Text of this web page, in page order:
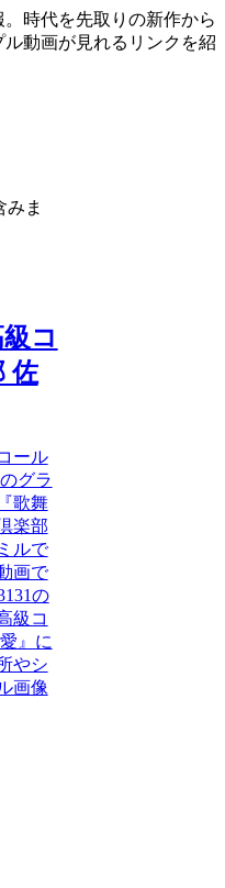
時代を先取りの新作から
動画が見れるリンクを紹
みま
コ
佐
ール
グラ
歌舞
楽部
ルで
画で
の
級コ
』に
やシ
画像